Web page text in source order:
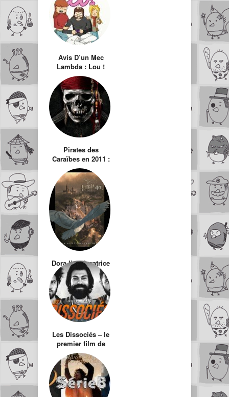
Avis D’un Mec
Lambda : Lou !
Journal infime
Pirates des
Caraïbes en 2011 :
La Fontaine de
Jouvence, avec
Johnny Depp,
Penélope Cruz et
surtout Ian
McShane
Dora l’exploratrice
– Le film
Les Dissociés – le
premier film de
Raphael
Descraques